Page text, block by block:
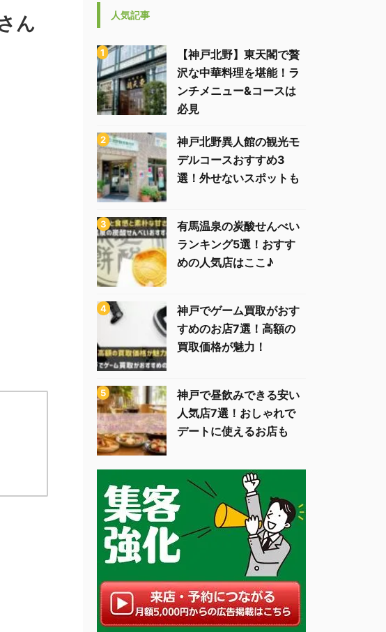
ん
人気記事
【神戸北野】東天閣で贅
沢な中華料理を堪能！ラ
ンチメニュー&コースは
必見
神戸北野異人館の観光モ
デルコースおすすめ3
選！外せないスポットも
有馬温泉の炭酸せんべい
ランキング5選！おすす
めの人気店はここ♪
神戸でゲーム買取がおす
すめのお店7選！高額の
買取価格が魅力！
神戸で昼飲みできる安い
人気店7選！おしゃれで
デートに使えるお店も